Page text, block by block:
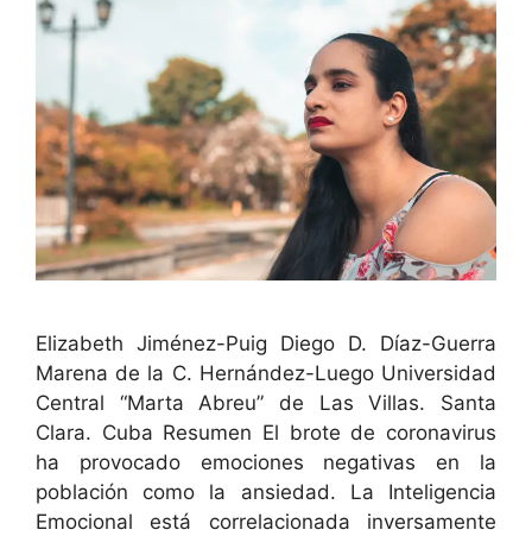
Eliz­a­beth Jiménez-Puig Diego D. Díaz-Guer­ra
Mare­na de la C. Hernán­dez-Luego Uni­ver­si­dad
Cen­tral “Mar­ta Abreu” de Las Vil­las. San­ta
Clara. Cuba Resumen El brote de coro­n­avirus
ha provo­ca­do emo­ciones neg­a­ti­vas en la
población como la ansiedad. La Inteligen­cia
Emo­cional está cor­rela­ciona­da inver­sa­mente